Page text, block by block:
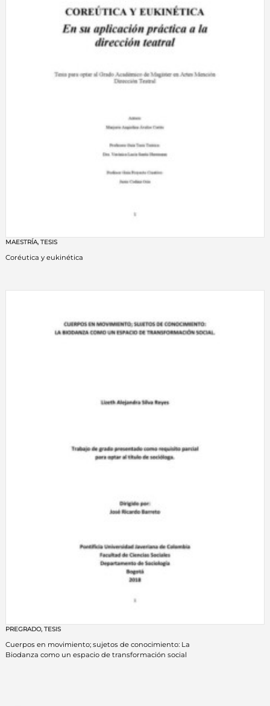
MAESTRÍA, TESIS
Coréutica y eukinética
PREGRADO, TESIS
Cuerpos en movimiento; sujetos de conocimiento: La
Biodanza como un espacio de transformación social